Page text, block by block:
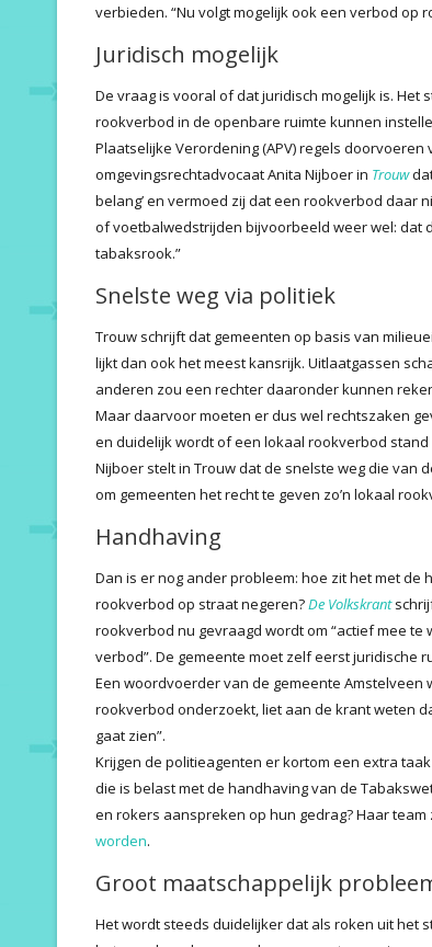
verbieden. “Nu volgt mogelijk ook een verbod op
Juridisch mogelijk
De vraag is vooral of dat juridisch mogelijk is.
rookverbod in de openbare ruimte kunnen
Plaatselijke Verordening (APV) regels
omgevingsrechtadvocaat Anita Nijboer in Trouw
belang’ en vermoed zij dat een rookverbod daar
of voetbalwedstrijden bijvoorbeeld weer wel: dat
tabaksrook.”
Snelste weg via politiek
Trouw schrijft dat gemeenten op basis van
lijkt dan ook het meest kansrijk. Uitlaatgassen
anderen zou een rechter daaronder kunnen
Maar daarvoor moeten er dus wel rechtszaken
en duidelijk wordt of een lokaal rookverbod stand
Nijboer stelt in Trouw dat de snelste weg die van
om gemeenten het recht te geven zo’n lokaal
Handhaving
Dan is er nog ander probleem: hoe zit het met
rookverbod op straat negeren?De Volkskrant
rookverbod nu gevraagd wordt om “actief mee
verbod”. De gemeente moet zelf eerst juridische
Een woordvoerder van de gemeente
rookverbod onderzoekt, liet aan de krant weten
gaat zien”.
Krijgen de politieagenten er kortom een extra
die is belast met de handhaving van de
en rokers aanspreken op hun gedrag? Haar
worden.
Groot maatschappelijk
Het wordt steeds duidelijker dat als roken uit het